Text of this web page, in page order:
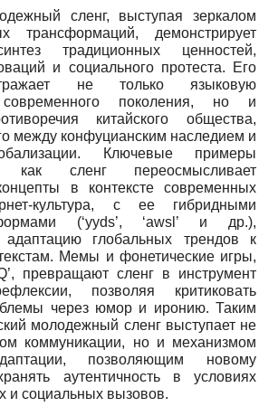
сленг, выступая зеркалом
трансформаций, демонстрирует
традиционных ценностей,
и социального протеста. Его
не только языковую
современного поколения, но и
китайского общества,
между конфуцианским наследием и
Ключевые примеры
как сленг переосмысливает
в контексте современных
культура, с ее гибридными
(‘yyds’, ‘awsl’ и др.),
адаптацию глобальных трендов к
Мемы и фонетические игры,
превращают сленг в инструмент
позволяя критиковать
через юмор и иронию. Таким
молодежный сленг выступает не
коммуникации, но и механизмом
позволяющим новому
аутентичность в условиях
и социальных вызовов.